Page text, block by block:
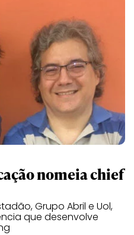
nomeia chief
Grupo Abril e Uol,
que desenvolve